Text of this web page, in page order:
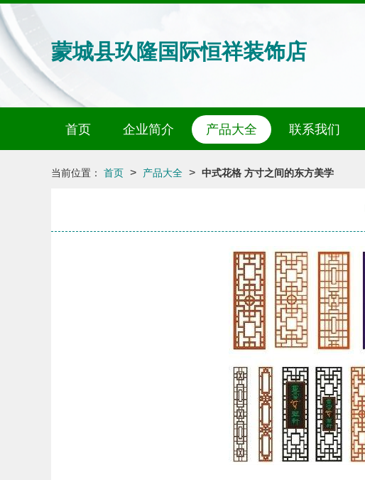
蒙城县玖隆国际恒祥装饰店
首页 企业简介 产品大全 联系我们
当前位置： 首页 > 产品大全 > 中式花格 方寸之间的东方美学